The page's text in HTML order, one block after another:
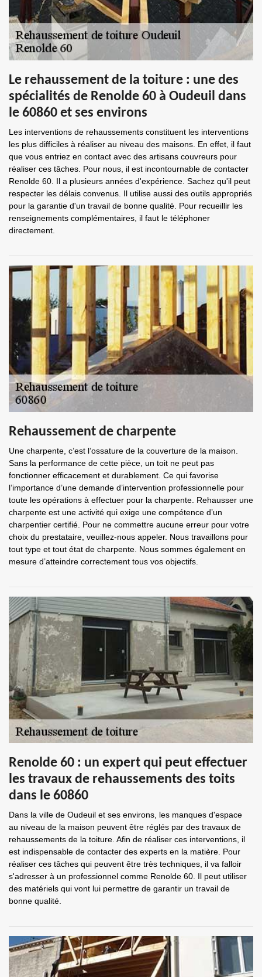
Le rehaussement de la toiture : une des
spécialités de Renolde 60 à Oudeuil dans
le 60860 et ses environs
Les interventions de rehaussements constituent les interventions
les plus difficiles à réaliser au niveau des maisons. En effet, il faut
que vous entriez en contact avec des artisans couvreurs pour
réaliser ces tâches. Pour nous, il est incontournable de contacter
Renolde 60. Il a plusieurs années d'expérience. Sachez qu'il peut
respecter les délais convenus. Il utilise aussi des outils appropriés
pour la garantie d'un travail de bonne qualité. Pour recueillir les
renseignements complémentaires, il faut le téléphoner
directement.
Rehaussement de charpente
Une charpente, c’est l’ossature de la couverture de la maison.
Sans la performance de cette pièce, un toit ne peut pas
fonctionner efficacement et durablement. Ce qui favorise
l’importance d’une demande d’intervention professionnelle pour
toute les opérations à effectuer pour la charpente. Rehausser une
charpente est une activité qui exige une compétence d’un
charpentier certifié. Pour ne commettre aucune erreur pour votre
choix du prestataire, veuillez-nous appeler. Nous travaillons pour
tout type et tout état de charpente. Nous sommes également en
mesure d’atteindre correctement tous vos objectifs.
Renolde 60 : un expert qui peut effectuer
les travaux de rehaussements des toits
dans le 60860
Dans la ville de Oudeuil et ses environs, les manques d'espace
au niveau de la maison peuvent être réglés par des travaux de
rehaussements de la toiture. Afin de réaliser ces interventions, il
est indispensable de contacter des experts en la matière. Pour
réaliser ces tâches qui peuvent être très techniques, il va falloir
s'adresser à un professionnel comme Renolde 60. Il peut utiliser
des matériels qui vont lui permettre de garantir un travail de
bonne qualité.